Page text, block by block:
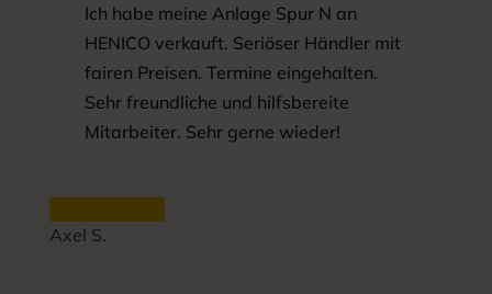
Ich habe meine Anlage Spur N an
HENICO verkauft. Seriöser Händler mit
fairen Preisen. Termine eingehalten.
Sehr freundliche und hilfsbereite
Mitarbeiter. Sehr gerne wieder!
Axel S.